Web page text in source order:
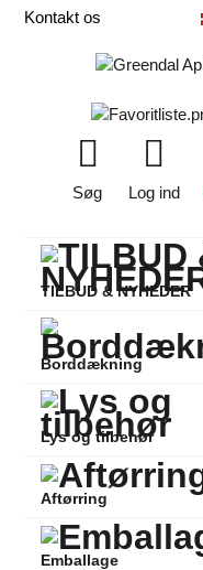
Kontakt os
Søg Log ind
TILBUD & NYHEDER
Borddækning
Lys og tilbehør
Aftørring
Emballage